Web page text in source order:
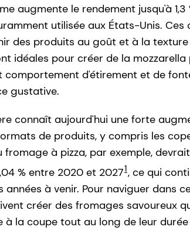
augmente le rendement jusqu'à
utilisée aux États-Unis.
des produits au goût et à la
idéales pour créer de la
comportement d'étirement et de
gustative.
connaît aujourd'hui une forte
de produits, y compris les
fromage à pizza, par exemple,
% entre 2020 et 20271, ce qui
années à venir. Pour naviguer dans
créer des fromages savoureux
à la coupe tout au long de leur